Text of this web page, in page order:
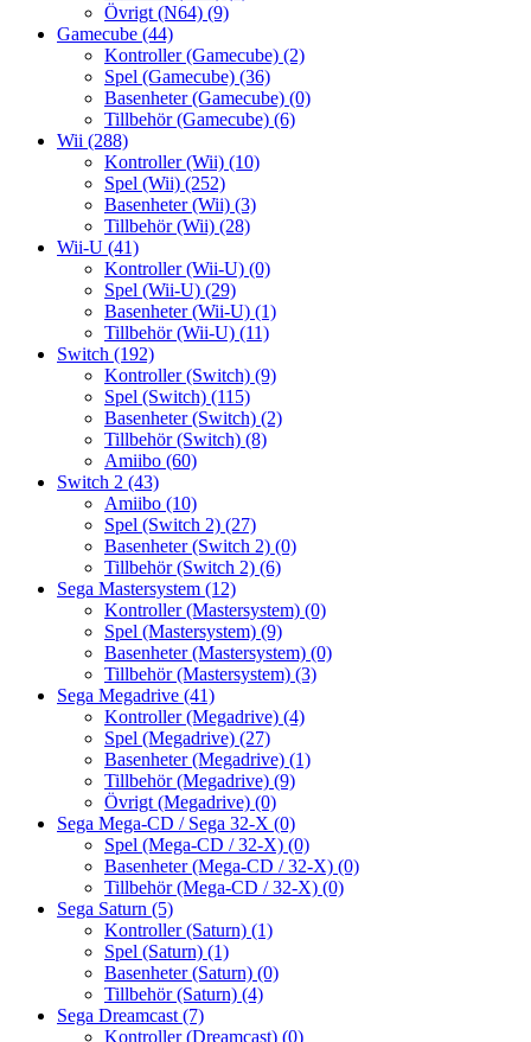
Övrigt (N64) (9)
Gamecube (44)
Kontroller (Gamecube) (2)
Spel (Gamecube) (36)
Basenheter (Gamecube) (0)
Tillbehör (Gamecube) (6)
Wii (288)
Kontroller (Wii) (10)
Spel (Wii) (252)
Basenheter (Wii) (3)
Tillbehör (Wii) (28)
Wii-U (41)
Kontroller (Wii-U) (0)
Spel (Wii-U) (29)
Basenheter (Wii-U) (1)
Tillbehör (Wii-U) (11)
Switch (192)
Kontroller (Switch) (9)
Spel (Switch) (115)
Basenheter (Switch) (2)
Tillbehör (Switch) (8)
Amiibo (60)
Switch 2 (43)
Amiibo (10)
Spel (Switch 2) (27)
Basenheter (Switch 2) (0)
Tillbehör (Switch 2) (6)
Sega Mastersystem (12)
Kontroller (Mastersystem) (0)
Spel (Mastersystem) (9)
Basenheter (Mastersystem) (0)
Tillbehör (Mastersystem) (3)
Sega Megadrive (41)
Kontroller (Megadrive) (4)
Spel (Megadrive) (27)
Basenheter (Megadrive) (1)
Tillbehör (Megadrive) (9)
Övrigt (Megadrive) (0)
Sega Mega-CD / Sega 32-X (0)
Spel (Mega-CD / 32-X) (0)
Basenheter (Mega-CD / 32-X) (0)
Tillbehör (Mega-CD / 32-X) (0)
Sega Saturn (5)
Kontroller (Saturn) (1)
Spel (Saturn) (1)
Basenheter (Saturn) (0)
Tillbehör (Saturn) (4)
Sega Dreamcast (7)
Kontroller (Dreamcast) (0)